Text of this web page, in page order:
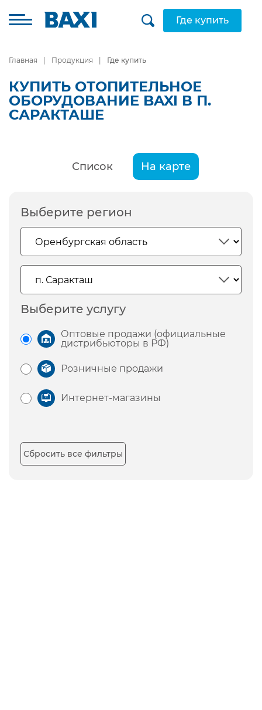
Где купить
Главная Продукция Где купить
КУПИТЬ ОТОПИТЕЛЬНОЕ
ОБОРУДОВАНИЕ BAXI В П.
САРАКТАШЕ
Список На карте
Выберите регион
Выберите услугу
Оптовые продажи (официальные
дистрибьюторы в РФ)
Розничные продажи
Интернет-магазины
Сбросить все фильтры